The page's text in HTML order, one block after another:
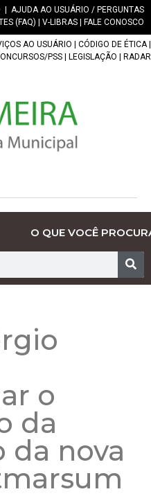
AJUDA AO USUÁRIO / PERGUNTAS
(FAQ)
V-LIBRAS FALE CONOSCO
AO USUÁRIO CÓDIGO DE ÉTICA|
PSS LEGISLAÇÃO RADAR
O QUE VOCÊ
o
da
da nova